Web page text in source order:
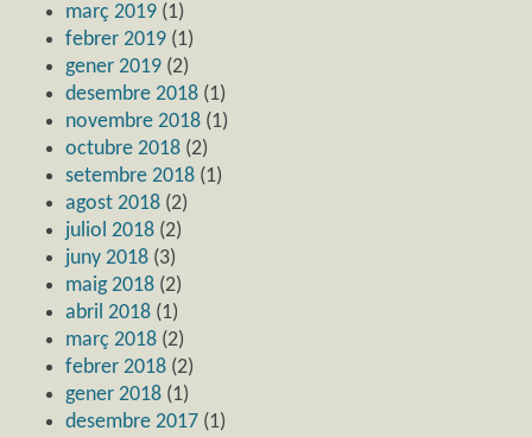
març 2019 (1)
febrer 2019 (1)
gener 2019 (2)
desembre 2018 (1)
novembre 2018 (1)
octubre 2018 (2)
setembre 2018 (1)
agost 2018 (2)
juliol 2018 (2)
juny 2018 (3)
maig 2018 (2)
abril 2018 (1)
març 2018 (2)
febrer 2018 (2)
gener 2018 (1)
desembre 2017 (1)